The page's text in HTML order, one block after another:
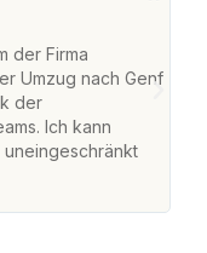
der Firma
Umzug nach Genf
der
Ich kann
uneingeschränkt